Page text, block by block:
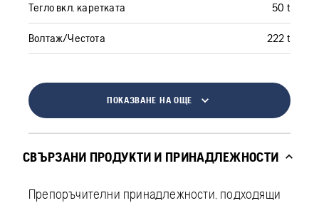
Тегло вкл. каретката 50 t
Волтаж/Честота 222 t
ПОКАЗВАНЕ НА ОЩЕ
СВЪРЗАНИ ПРОДУКТИ И ПРИНАДЛЕЖНОСТИ
Препоръчителни принадлежности, подходящи